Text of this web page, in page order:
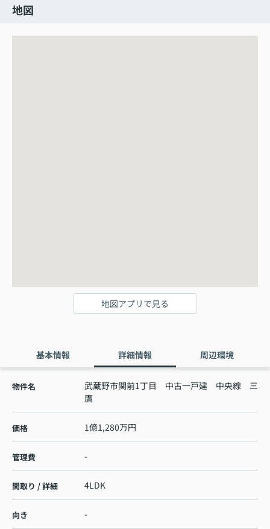
地図
地図アプリで見る
基本情報 詳細情報 周辺環境
物件名
武蔵野市関前1丁目 中古一戸建 中央線 三
鷹
価格 1億1,280万円
管理費 -
間取り / 詳細 4LDK
向き -